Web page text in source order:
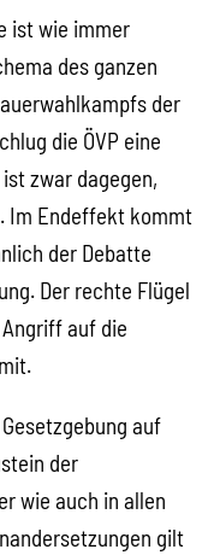
ist wie immer
des ganzen
der
die ÖVP eine
zwar dagegen,
Im Endeffekt kommt
der Debatte
Der rechte Flügel
Angriff auf die
auf
der
wie auch in allen
gilt